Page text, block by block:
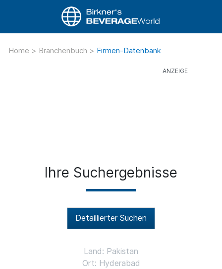
Home > Branchenbuch > Firmen-Datenbank
Ihre Suchergebnisse
Detaillierter Suchen
Land: Pakistan
Ort: Hyderabad